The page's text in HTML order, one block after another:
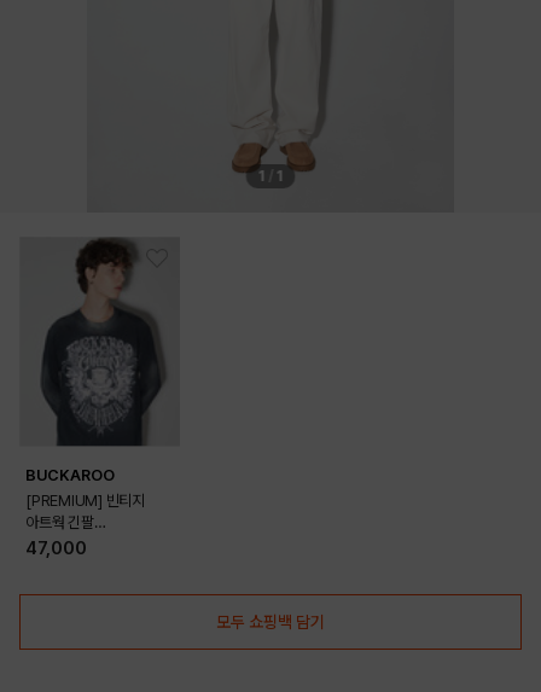
DETAILS
1 1
BUCKAROO
[PREMIUM] 빈티지
아트웍 긴팔
TS(B255TS390P)
47,000
모두 쇼핑백 담기